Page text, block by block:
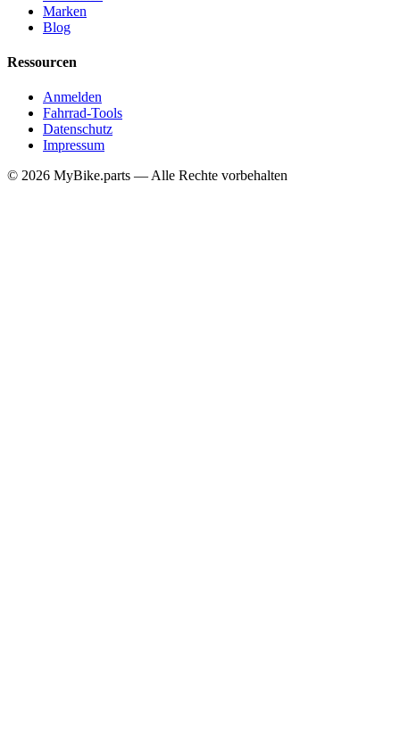
Marken
Blog
Ressourcen
Anmelden
Fahrrad-Tools
Datenschutz
Impressum
© 2026 MyBike.parts — Alle Rechte vorbehalten